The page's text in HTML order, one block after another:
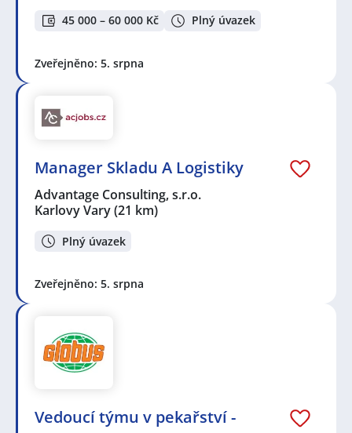
45 000 – 60 000 Kč Plný úvazek
Zveřejněno: 5. srpna
Manager Skladu A Logistiky
Advantage Consulting, s.r.o.
Karlovy Vary(21 km)
Plný úvazek
Zveřejněno: 5. srpna
Vedoucí týmu v pekařství -